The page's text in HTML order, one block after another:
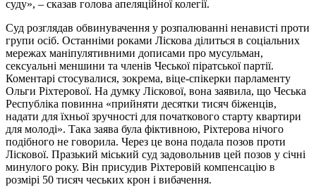
суду», – сказав голова апеляційної колегії.
Суд розглядав обвинувачення у розпалюванні ненависті проти
групи осіб. Останніми роками Ліскова ділиться в соціальних
мережах маніпулятивними дописами про мусульман,
сексуальні меншини та членів Чеської піратської партії.
Коментарі стосувалися, зокрема, віце-спікерки парламенту
Ольги Ріхтерової. На думку Ліскової, вона заявила, що Чеська
Республіка повинна «прийняти десятки тисяч біженців,
надати для їхньої зручності для початкового старту квартири
для молоді». Така заява була фіктивною, Ріхтерова нічого
подібного не говорила. Через це вона подала позов проти
Ліскової. Празький міський суд задовольнив цей позов у січні
минулого року. Він присудив Ріхтеровій компенсацію в
розмірі 50 тисяч чеських крон і вибачення.